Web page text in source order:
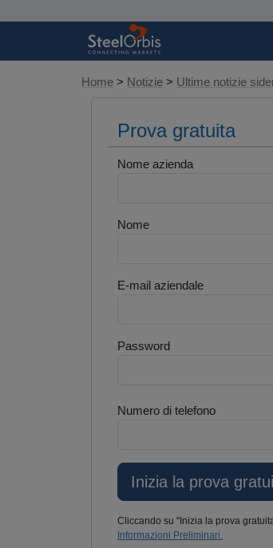
Home > Notizie > Ultime notizie
Prova gratuita
Nome azienda
Nome
E-mail aziendale
Password
Numero di telefono
Cliccando su "Inizia la prova
Informazioni Preliminari.